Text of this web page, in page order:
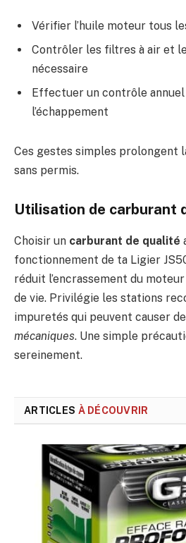
Vérifier l’huile moteur tous
Contrôler les filtres à air et
nécessaire
Effectuer un contrôle
l’échappement
Ces gestes simples prolongent
sans permis.
Utilisation de carburant
Choisir un carburant de qualité
fonctionnement de ta Ligier
réduit l’encrassement du
de vie. Privilégie les stations
impuretés qui peuvent causer
mécaniques. Une simple
sereinement.
ARTICLES À DÉCOUVRIR